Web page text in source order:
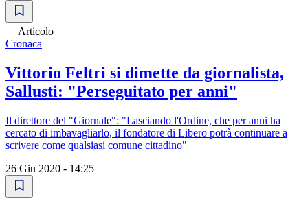
Articolo
Cronaca
Vittorio Feltri si dimette da giornalista,
Sallusti: "Perseguitato per anni"
Il direttore del "Giornale": "Lasciando l'Ordine, che per anni ha
cercato di imbavagliarlo, il fondatore di Libero potrà continuare a
scrivere come qualsiasi comune cittadino"
26 Giu 2020 - 14:25